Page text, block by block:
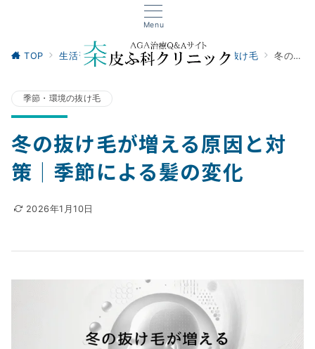
Menu
TOP 生活習慣・セルフケア 季節・環境の抜け毛 冬の抜け毛が増える原因と対策｜季節による髪の変化
季節・環境の抜け毛
冬の抜け毛が増える原因と対
策｜季節による髪の変化
2026年1月10日